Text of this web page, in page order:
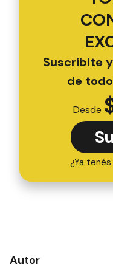
Suscribite
de
Desde
¿Ya
Autor